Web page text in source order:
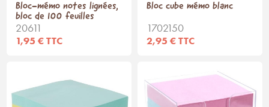
Bloc-mémo notes lignées,
bloc de 100 feuilles
20611
1,95 € TTC
Bloc cube mémo blanc
1702150
2,95 € TTC